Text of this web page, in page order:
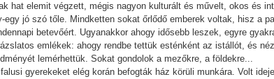
hat elemit végzett, mégis nagyon kulturált és művelt, okos és
egy jó szó tőle. Mindketten sokat őrlődő emberek voltak, hisz a
betevőért. Ugyanakkor ahogy idősebb leszek, egyre
emlékek: ahogy rendbe tettük esténként az istállót, és
lemérhettük. Sokat gondolok a mezőkre, a földekre...
falusi gyerekeket elég korán befogták ház körüli munkára. Volt